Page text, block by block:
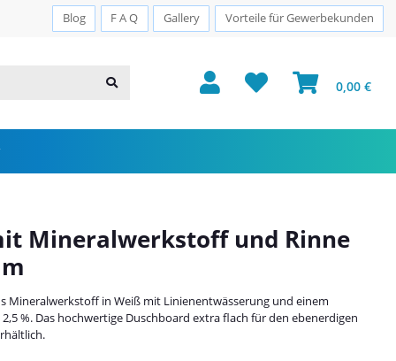
Blog F A Q Gallery Vorteile für Gewerbekunden
Sichere Zahlung · PayPal · Klarna
0,00 €
Mineralwerkstoff und Rinne
Mineralwerkstoff in Weiß mit Linienentwässerung und einem
%. Das hochwertige Duschboard extra flach für den ebenerdigen